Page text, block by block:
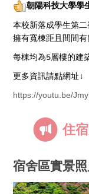
朝陽科技大學
本校新落成學生第
擁有寬棟距且間間有
每棟均為5層樓的建
更多資訊請點網址↓
https://youtu.be/
住
宿舍區實景